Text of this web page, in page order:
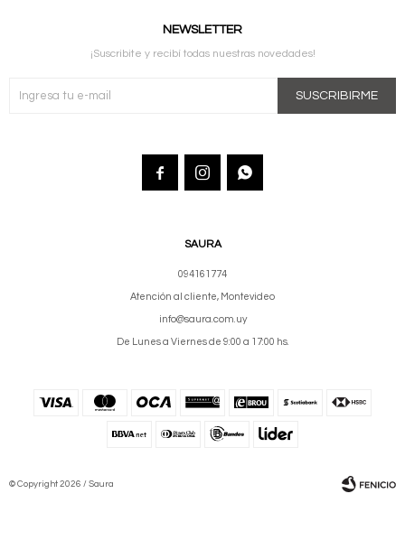
SAURA
094161774
Atención al cliente, Montevideo
info@saura.com.uy
De Lunes a Viernes de 9:00 a 17:00 hs.
NEWSLETTER
¡Suscribite y recibí todas nuestras novedades!
SUSCRIBIRME
  
© Copyright 2026 / Saura